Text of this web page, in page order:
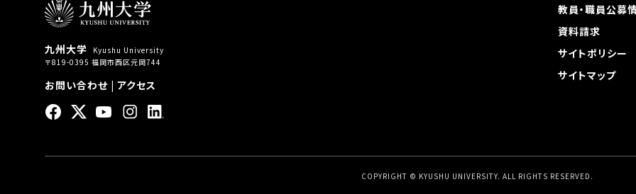
九州大学
Kyushu University
〒819-0395 福岡市西区元岡744
お問い合わせ |アクセス
教員・職員公募
資料請求
サイトポリシー
サイトマップ
COPYRIGHT © KYUSHU UNIVERSITY. ALL RIGHTS RESERVED.